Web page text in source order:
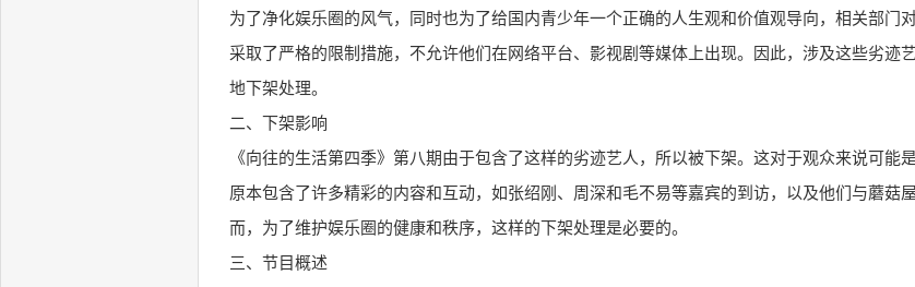
为了净化娱乐圈的风气，同时也为了给国内青少年一个正确的人生观和价值观导向，相关部门
采取了严格的限制措施，不允许他们在网络平台、影视剧等媒体上出现。因此，涉及这些劣迹
地下架处理。
二、下架影响
《向往的生活第四季》第八期由于包含了这样的劣迹艺人，所以被下架。这对于观众来说可能
原本包含了许多精彩的内容和互动，如张绍刚、周深和毛不易等嘉宾的到访，以及他们与蘑菇
而，为了维护娱乐圈的健康和秩序，这样的下架处理是必要的。
三、节目概述